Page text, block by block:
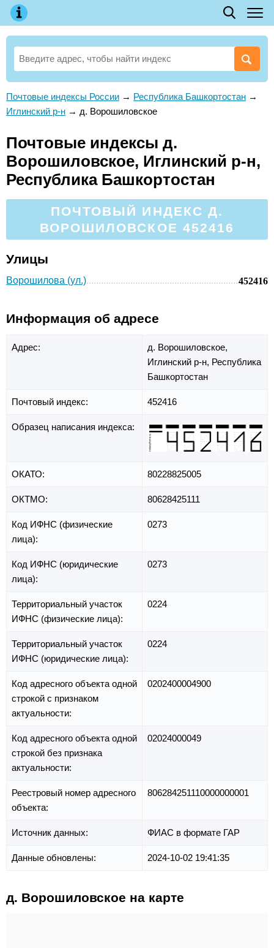
Почтовые индексы России → Республика Башкортостан →
Иглинский р-н → д. Ворошиловское
Почтовые индексы д.
Ворошиловское, Иглинский р-н,
Республика Башкортостан
ПОЧТОВЫЙ ИНДЕКС Д.
ВОРОШИЛОВСКОЕ 452416
Улицы
Ворошилова (ул.) 452416
Информация об адресе
Адрес:
д. Ворошиловское,
Иглинский р-н, Республика
Башкортостан
Почтовый индекс: 452416
Образец написания индекса:
ОКАТО: 80228825005
ОКТМО: 80628425111
Код ИФНС (физические
лица):
0273
Код ИФНС (юридические
лица):
0273
Территориальный участок
ИФНС (физические лица):
0224
Территориальный участок
ИФНС (юридические лица):
0224
Код адресного объекта одной
строкой с признаком
актуальности:
0202400004900
Код адресного объекта одной
строкой без признака
актуальности:
02024000049
Реестровый номер адресного
объекта:
806284251110000000001
Источник данных: ФИАС в формате ГАР
Данные обновлены: 2024-10-02 19:41:35
д. Ворошиловское на карте